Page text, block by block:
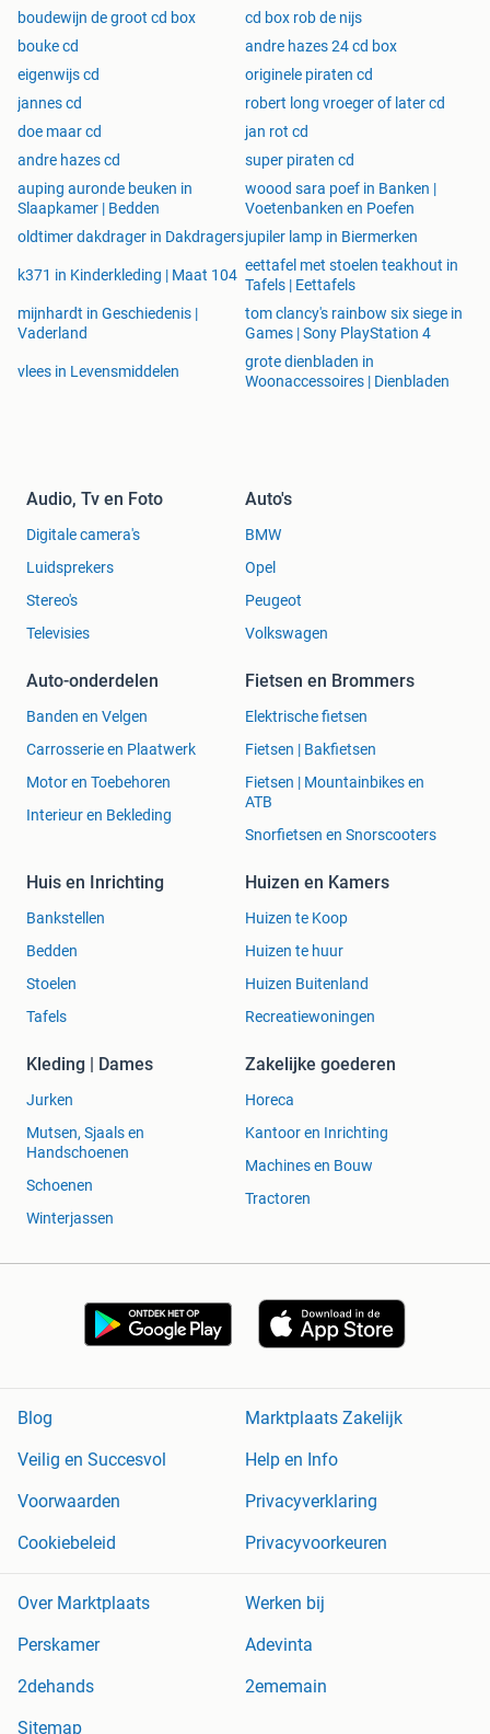
boudewijn de groot cd box
cd box rob de nijs
bouke cd
andre hazes 24 cd box
eigenwijs cd
originele piraten cd
jannes cd
robert long vroeger of later cd
doe maar cd
jan rot cd
andre hazes cd
super piraten cd
auping auronde beuken in
Slaapkamer | Bedden
woood sara poef in Banken |
Voetenbanken en Poefen
oldtimer dakdrager in Dakdragersjupiler lamp in Biermerken
k371 in Kinderkleding | Maat 104
eettafel met stoelen teakhout in
Tafels | Eettafels
mijnhardt in Geschiedenis |
Vaderland
tom clancy's rainbow six siege in
Games | Sony PlayStation 4
vlees in Levensmiddelen
grote dienbladen in
Woonaccessoires | Dienbladen
Audio, Tv en Foto
Digitale camera's
Luidsprekers
Stereo's
Televisies
Auto's
BMW
Opel
Peugeot
Volkswagen
Auto-onderdelen
Banden en Velgen
Carrosserie en Plaatwerk
Motor en Toebehoren
Interieur en Bekleding
Fietsen en Brommers
Elektrische fietsen
Fietsen | Bakfietsen
Fietsen | Mountainbikes en
ATB
Snorfietsen en Snorscooters
Huis en Inrichting
Bankstellen
Bedden
Stoelen
Tafels
Huizen en Kamers
Huizen te Koop
Huizen te huur
Huizen Buitenland
Recreatiewoningen
Kleding | Dames
Jurken
Mutsen, Sjaals en
Handschoenen
Schoenen
Winterjassen
Zakelijke goederen
Horeca
Kantoor en Inrichting
Machines en Bouw
Tractoren
Blog
Marktplaats Zakelijk
Veilig en Succesvol
Help en Info
Voorwaarden
Privacyverklaring
Cookiebeleid
Privacyvoorkeuren
Over Marktplaats
Werken bij
Perskamer
Adevinta
2dehands
2ememain
Sitemap